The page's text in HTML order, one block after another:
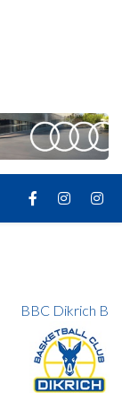
BBC Dikrich B